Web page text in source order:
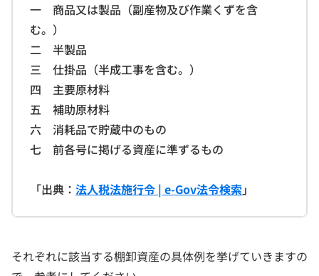
一 商品又は製品（副産物及び作業くずを含
む。）
二 半製品
三 仕掛品（半成工事を含む。）
四 主要原材料
五 補助原材料
六 消耗品で貯蔵中のもの
七 前各号に掲げる資産に準ずるもの
「出典： 法人税法施行令 | e-Gov法令検索 」
それぞれに該当する棚卸資産の具体例を挙げていきますの